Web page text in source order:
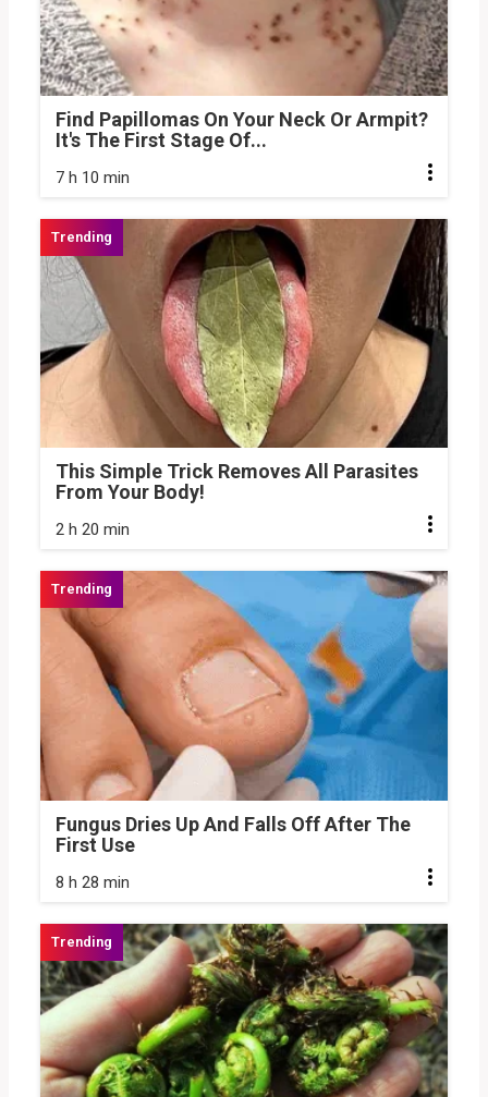
Find Papillomas On Your Neck Or Armpit?
It's The First Stage Of...
7 h 10 min
This Simple Trick Removes All Parasites
From Your Body!
2 h 20 min
Fungus Dries Up And Falls Off After The
First Use
8 h 28 min